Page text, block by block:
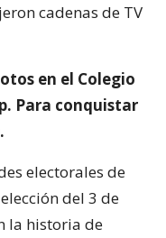
cadenas de TV
en el Colegio
Para conquistar
electorales de
del 3 de
la historia de